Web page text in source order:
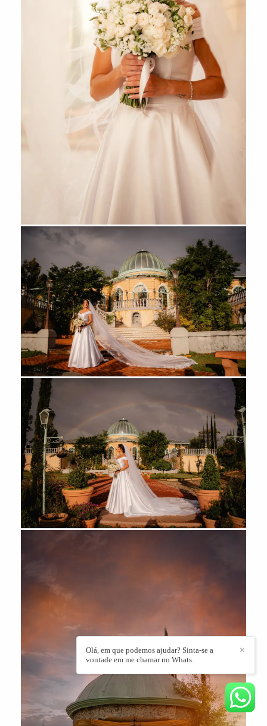
✕
Olá, em que podemos ajudar? Sinta-se a
vontade em me chamar no Whats.